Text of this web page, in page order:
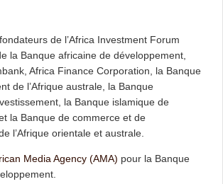
de l’Africa Investment Forum
la Banque africaine de développement,
Africa Finance Corporation, la Banque
de l’Afrique australe, la Banque
la Banque islamique de
la Banque de commerce et de
l’Afrique orientale et australe.
Media Agency (AMA) pour la Banque